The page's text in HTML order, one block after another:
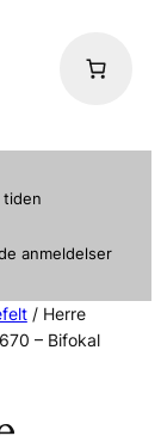
tiden
anmeldelser
/ Herre
– Bifokal